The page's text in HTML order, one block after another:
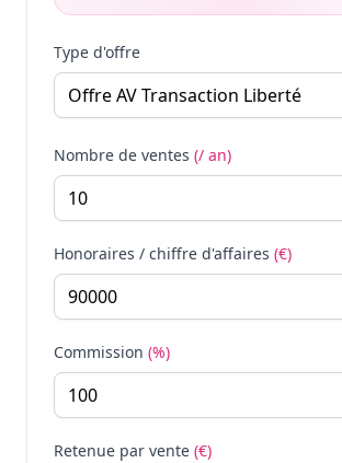
Type d'offre
Nombre de ventes (/ an)
Honoraires / chiffre d'affaires (€)
Commission (%)
Retenue par vente (€)